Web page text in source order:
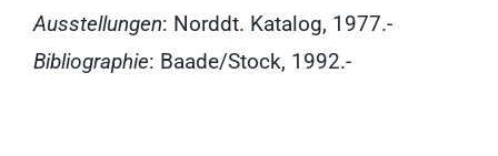
Ausstellungen: Norddt. Katalog, 1977.-
Bibliographie: Baade/Stock, 1992.-